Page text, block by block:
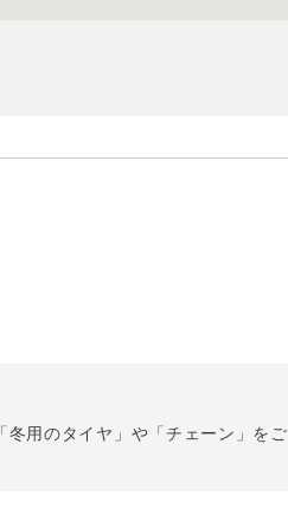
用のタイヤ」や「チェーン」をご